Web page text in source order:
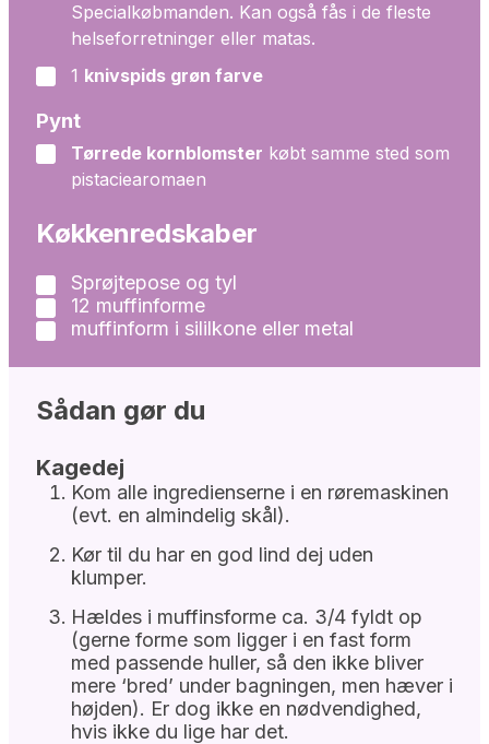
Specialkøbmanden. Kan også fås i de fleste
helseforretninger eller matas.
▢
1 knivspids grøn farve
Pynt
▢
Tørrede kornblomster købt samme sted som
pistaciearomaen
Køkkenredskaber
▢
Sprøjtepose og tyl
▢
12 muffinforme
▢
muffinform i sililkone eller metal
Sådan gør du
Kagedej
Kom alle ingredienserne i en røremaskinen
(evt. en almindelig skål).
Kør til du har en god lind dej uden
klumper.
Hældes i muffinsforme ca. 3/4 fyldt op
(gerne forme som ligger i en fast form
med passende huller, så den ikke bliver
mere ‘bred’ under bagningen, men hæver i
højden). Er dog ikke en nødvendighed,
hvis ikke du lige har det.